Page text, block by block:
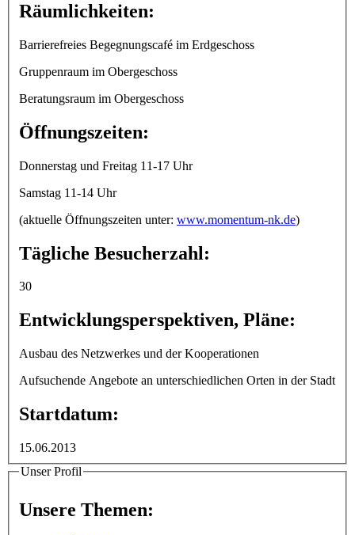
Räumlichkeiten:
Barrierefreies Begegnungscafé im Erdgeschoss
Gruppenraum im Obergeschoss
Beratungsraum im Obergeschoss
Öffnungszeiten:
Donnerstag und Freitag 11-17 Uhr
Samstag 11-14 Uhr
(aktuelle Öffnungszeiten unter: www.momentum-nk.de)
Tägliche Besucherzahl:
30
Entwicklungsperspektiven, Pläne:
Ausbau des Netzwerkes und der Kooperationen
Aufsuchende Angebote an unterschiedlichen Orten in der Stadt
Startdatum:
15.06.2013
Unser Profil
Unsere Themen: